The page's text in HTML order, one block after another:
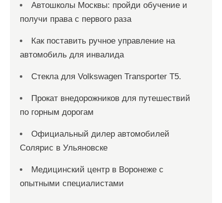
Автошколы Москвы: пройди обучение и
получи права с первого раза
Как поставить ручное управление на
автомобиль для инвалида
Стекла для Volkswagen Transporter T5.
Прокат внедорожников для путешествий
по горным дорогам
Официальный дилер автомобилей
Солярис в Ульяновске
Медицинский центр в Воронеже с
опытными специалистами